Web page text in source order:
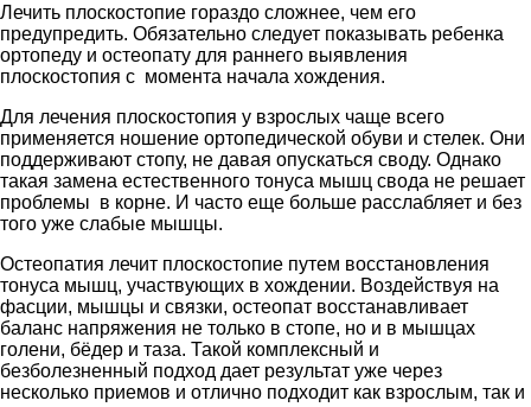
Лечить плоскостопие гораздо сложнее, чем его
предупредить. Обязательно следует показывать ребенка
ортопеду и остеопату для раннего выявления
плоскостопия с момента начала хождения.
Для лечения плоскостопия у взрослых чаще всего
применяется ношение ортопедической обуви и стелек. Они
поддерживают стопу, не давая опускаться своду. Однако
такая замена естественного тонуса мышц свода не решает
проблемы в корне. И часто еще больше расслабляет и без
того уже слабые мышцы.
Остеопатия лечит плоскостопие путем восстановления
тонуса мышц, участвующих в хождении. Воздействуя на
фасции, мышцы и связки, остеопат восстанавливает
баланс напряжения не только в стопе, но и в мышцах
голени, бёдер и таза. Такой комплексный и
безболезненный подход дает результат уже через
несколько приемов и отлично подходит как взрослым, так и